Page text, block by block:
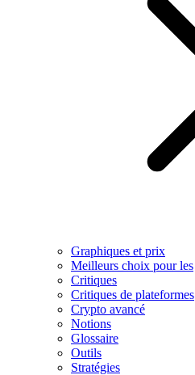
Graphiques et prix
Meilleurs choix pour les
Critiques
Critiques de plateformes
Crypto avancé
Notions
Glossaire
Outils
Stratégies